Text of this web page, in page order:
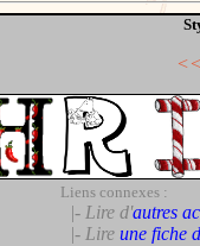
Liens connexes :
|- Lire d'autres
|- Lire une fiche